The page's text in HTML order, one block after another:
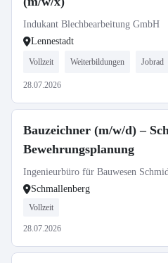
Indukant Blechbearbeitung GmbH
Lennestadt
Vollzeit Weiterbildungen Jobrad
28.07.2026
Bauzeichner (m/w/d) –
Bewehrungsplanung
Ingenieurbüro für Bauwesen
Schmallenberg
Vollzeit
28.07.2026